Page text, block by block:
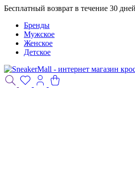
Бесплатный возврат в течение 30
Бренды
Мужское
Женское
Детское